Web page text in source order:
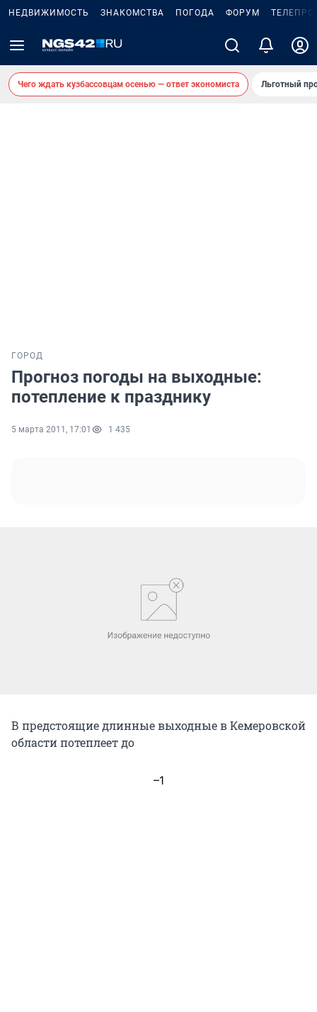
НЕДВИЖИМОСТЬ ЗНАКОМСТВА ПОГОДА ФОРУМ
Чего ждать кузбассовцам осенью — ответ экономиста Льготный
ГОРОД
Прогноз погоды на выходные:
потепление к празднику
5 марта 2011, 17:01 1 435
В предстоящие длинные выходные в Кемеровской
области потеплеет до
–1